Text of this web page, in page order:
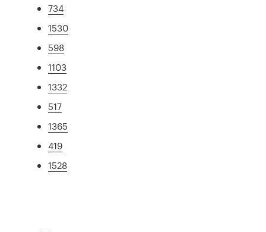
734
1530
598
1103
1332
517
1365
419
1528